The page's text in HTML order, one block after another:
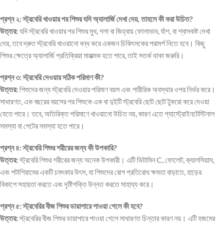
প্রশ্ন ২: স্ট্রবেরি খাওয়ার পর শিশুর যদি অ্যালার্জি দেখা দেয়, তাহলে কী করা উচিত?
উত্তর:যদি স্ট্রবেরি খাওয়ার পর শিশুর মুখ, গলা বা জিহ্বায় ফোলাভাব, র্যাশ, বা শ্বাসকষ্ট দেখা
দেয়, তবে দ্রুত স্ট্রবেরি খাওয়ানো বন্ধ করে একজন চিকিৎসকের পরামর্শ নিতে হবে। কিছু
শিশুর ক্ষেত্রে অ্যালার্জি প্রতিক্রিয়া মারাত্মক হতে পারে, তাই সতর্ক থাকা জরুরি।
প্রশ্ন ৩: স্ট্রবেরি দেওয়ার সঠিক পরিমাণ কী?
উত্তর:শিশুদের জন্য স্ট্রবেরি দেওয়ার পরিমাণ বয়স এবং শারীরিক অবস্থার ওপর নির্ভর করে।
সাধারণত, এক বছরের বয়সের পর শিশুকে এক বা দুইটি স্ট্রবেরি ছোট ছোট টুকরো করে দেওয়া
যেতে পারে। তবে, অতিরিক্ত পরিমাণে খাওয়ানো উচিত নয়, কারণ এতে গ্যাস্ট্রোইনটেস্টিনাল
সমস্যা বা পেটের সমস্যা হতে পারে।
প্রশ্ন ৪: স্ট্রবেরি শিশুর শরীরের জন্য কী উপকারি?
উত্তর:স্ট্রবেরি শিশুর শরীরের জন্য অনেক উপকারী। এটি ভিটামিন C, ফোলেট, ক্যালসিয়াম,
এবং পটাশিয়ামের একটি চমৎকার উৎস, যা শিশুদের রোগ প্রতিরোধ ক্ষমতা বাড়াতে, হাড়ের
বিকাশে সহায়তা করতে এবং দৃষ্টিশক্তি উন্নত করতে সাহায্য করে।
প্রশ্ন ৫: স্ট্রবেরির বীজ শিশুর ডায়াপারে পাওয়া গেলে কী হবে?
উত্তর:স্ট্রবেরির বীজ শিশুর ডায়াপারে পাওয়া গেলে সাধারণত চিন্তার কারণ নয়। এটি হজমের